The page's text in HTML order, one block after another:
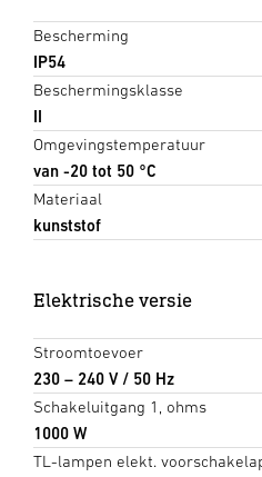
Bescherming
IP54
Beschermingsklasse
II
Omgevingstemperatuur
van -20 tot 50 °C
Materiaal
kunststof
Elektrische versie
Stroomtoevoer
230 – 240 V / 50 Hz
Schakeluitgang 1, ohms
1000 W
TL-lampen elekt.